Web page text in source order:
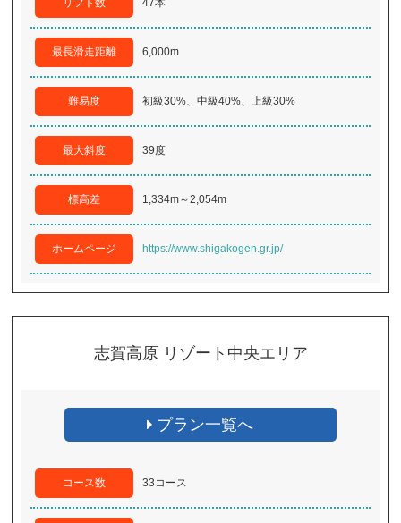
最長滑走距離 6,000m
難易度 初級30%、中級40%、上級30%
最大斜度 39度
標高差 1,334m～2,054m
ホームページ https://www.shigakogen.gr.jp/
志賀高原 リゾート中央エリア
プラン一覧へ
コース数 33コース